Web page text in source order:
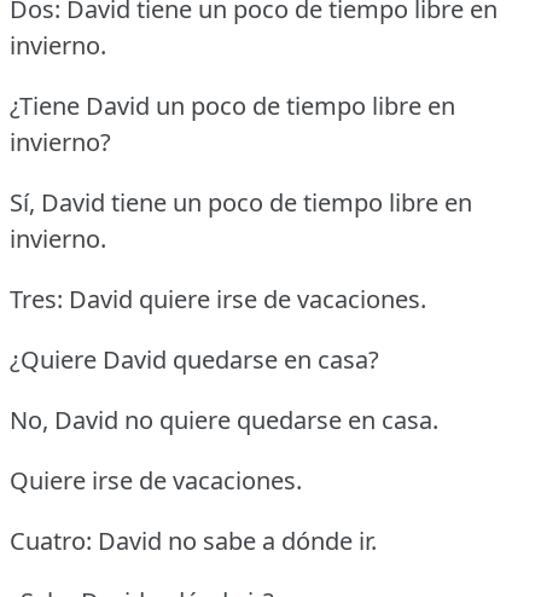
Dos: David tiene un poco de tiempo libre en
invierno.
¿Tiene David un poco de tiempo libre en
invierno?
Sí, David tiene un poco de tiempo libre en
invierno.
Tres: David quiere irse de vacaciones.
¿Quiere David quedarse en casa?
No, David no quiere quedarse en casa.
Quiere irse de vacaciones.
Cuatro: David no sabe a dónde ir.